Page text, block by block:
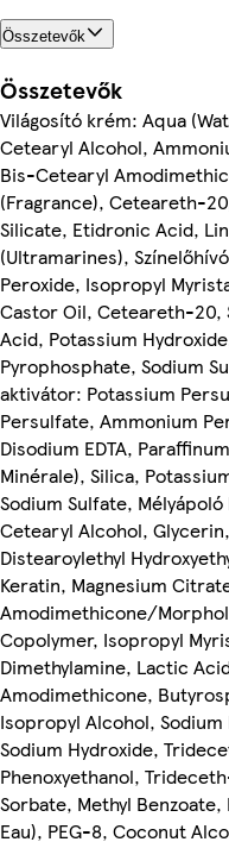
Összetevők
Összetevők
Világosító krém: Aqua
Cetearyl Alcohol,
Bis-Cetearyl
(Fragrance), Ceteareth-
Silicate, Etidronic Acid,
(Ultramarines),
Peroxide, Isopropyl
Castor Oil, Ceteareth-20,
Acid, Potassium
Pyrophosphate, Sodium
aktivátor: Potassium
Persulfate, Ammonium
Disodium EDTA,
Minérale), Silica,
Sodium Sulfate,
Cetearyl Alcohol,
Distearoylethyl
Keratin, Magnesium
Amodimethicone/
Copolymer, Isopropyl
Dimethylamine, Lactic
Amodimethicone,
Isopropyl Alcohol,
Sodium Hydroxide,
Phenoxyethanol,
Sorbate, Methyl
Eau), PEG-8, Coconut